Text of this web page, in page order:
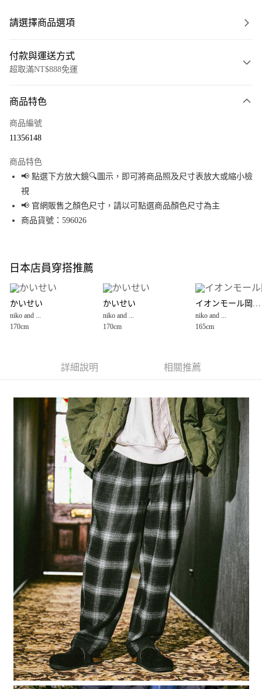
請選擇商品選項
付款與運送方式
超取滿NT$888免運
信用卡一次付款
Apple Pay
街口支付
悠遊付
全盈+PAY
大哥付你分期
【大哥付你分期使用說明】
1.本服務由台灣大哥大提供，台灣大哥大用戶可立即使用無須另外申請。
2.付款方式選擇「大哥付你分期」，訂單成立後會自動跳轉到大哥付的交易
3.實際核准額度、可分期數及費用金額請依後續交易確認頁面所載為準。
4.訂單成立30分鐘內，如未前往確認交易或遇審核未通過，訂單將自動取
【繳款方式說明】
1.分期款項不併入電信帳單，「大哥付你分期」於每月結算日後寄送繳費提
醒簡訊。
2.透過簡訊連結打開帳單後，可選擇「超商條碼／台灣大直營門市／銀行轉
帳／街口支付／iPASS MONEY」等通路繳費。
【注意事項】
1.本服務係由「台灣大哥大股份有限公司」（以下簡稱本公司）所提供，讓
用戶於交易時，得透過本服務購買商品或服務，並由商店將買賣／分期付款
買賣價金債權讓與本公司後，依約使用本公司帳單繳交帳款。
2.基於同意付款使用「大哥付你分期」之契約關係目的，商店將以您的個人
資料（包含姓名、電話或地址）提供予台灣大哥大進項蒐集、處理及利用，
由本公司與您本人進行分期帳單所需資料之確認、核對及更正。
3.完整用戶服務條款，請詳閱以下連結： https://oppay.tw/userRule
AFTEE先享後付
３．安心：先確認商品／服務後，再付款。
【「AFTEE先享後付」結帳流程】
１．於結帳方式選擇「AFTEE先享後付」後，將跳轉至「AFTEE先享後付」
結帳頁面，進行簡訊認證並確認金額後，即可完成結帳。
２．訂單成立數日內，您將收到繳費通知簡訊。
３．收到繳費通知簡訊後14天內，點擊此簡訊中的連結，可透過四大超商／
ATM／網路銀行／等多元方式進行付款，方視為交易完成。
※ 請注意：結帳手續完成當下不需立刻繳費，但若您需要取消訂單，請聯絡
購買商品的店家。未經商家同意取消之訂單仍視為有效，需透過AFTEE先享
後付繳納相關費用。
※ 交易是否成功請以「AFTEE先享後付 」之結帳頁面顯示為準，若有關於
是否繳費成功／繳費後需取消欲退款等相關疑問，請聯繫「AFTEE先享後付
客戶支援中心」https://netprotections.freshdesk.com/support/home
【注意事項】
１．透過由恩沛科技股份有限公司提供之「AFTEE先享後付」服務完成之交
易，需依本服務之必要範圍內提供個人資料，並將交易相關給付款項請求債
權轉讓予恩沛科技股份有限公司。
２．關於個人資料處理事宜，請瀏覽以下網址：
https://aftee.tw/terms/#terms3
３．未成年的使用者請事先徵得法定代理人或監護人之同意方可使用
「AFTEE先享後付」，若未經同意申辦者引起之損失，本公司不負相關責
任。
４．使用「AFTEE先享後付」時，將依據個別帳號之用戶狀況，依本公司即
時審查核予不同之上限額度；若仍有額度不足之情形，本公司將視審查結果
請求用戶進行身份認證。
５．嚴禁一人註冊多個帳號或使用他人資訊註冊。若發現惡意使用之情形，
恩沛科技股份有限公司將有權停止該用戶之使用額度並採取法律行動。
每筆NT$80，滿NT$888(含以上)免運費
付款後 全家取貨
每筆NT$80，滿NT$888(含以上)免運費
7-11 取貨付款
每筆NT$80，滿NT$1,500(含以上)免運費
付款後 7-11取貨
每筆NT$80，滿NT$1,500(含以上)免運費
每筆NT$80，滿NT$1,500(含以上)免運費
商品特色
商品編號
11356148
商品特色
📢 點選下方放大鏡🔍圖示，即可將商品照及尺寸表放大或縮小檢
視
📢 官網販售之顏色尺寸，請以可點選商品顏色尺寸為主
商品貨號：596026
日本店員穿搭推薦
かいせい
niko and ...
170cm
かいせい
niko and ...
170cm
イオンモール岡山店
niko and ...
165cm
詳細說明 相關推薦